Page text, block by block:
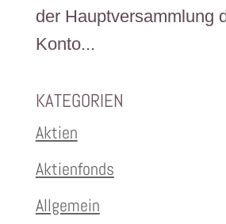
der Hauptversammlung
Konto...
KATEGORIEN
Aktien
Aktienfonds
Allgemein